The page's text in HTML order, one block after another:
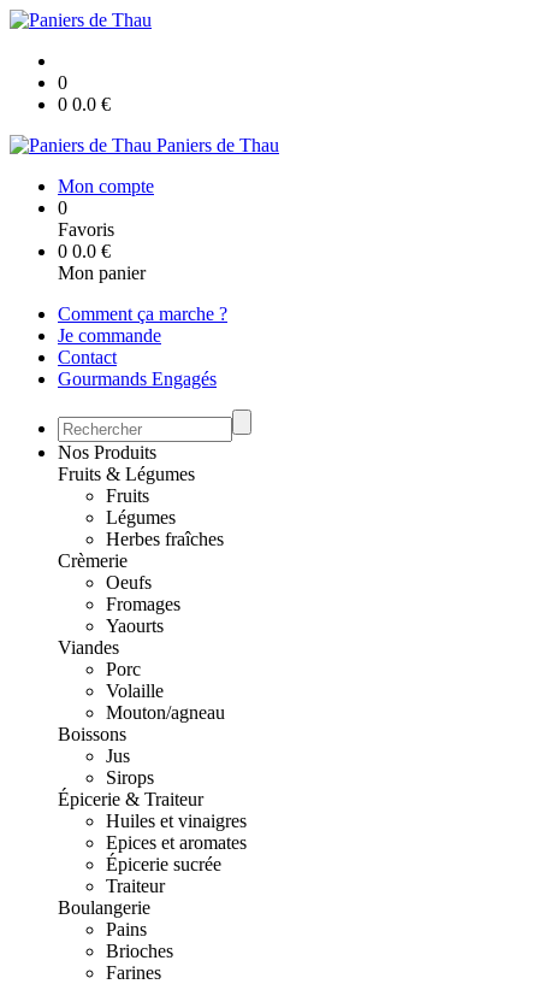
0
0 0.0 €
Paniers de Thau
Mon compte
0
Favoris
0 0.0 €
Mon panier
Comment ça marche ?
Je commande
Contact
Gourmands Engagés
Nos Produits
Fruits & Légumes
Fruits
Légumes
Herbes fraîches
Crèmerie
Oeufs
Fromages
Yaourts
Viandes
Porc
Volaille
Mouton/agneau
Boissons
Jus
Sirops
Épicerie & Traiteur
Huiles et vinaigres
Epices et aromates
Épicerie sucrée
Traiteur
Boulangerie
Pains
Brioches
Farines